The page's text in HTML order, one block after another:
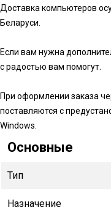
Доставка компьютеров
Беларуси.
Если вам нужна
с радостью вам помогут.
При оформлении заказа
поставляются с
Windows.
Основные
Тип
Назначение